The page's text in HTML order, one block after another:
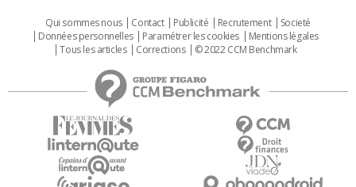
Qui sommes nous Contact Publicité Recrutement
Societé
Données personnelles
Paramétrer les cookies
Mentions légales
Tous les articles
Corrections © 2022 CCM Benchmark